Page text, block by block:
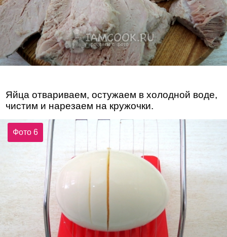
Яйца отвариваем, остужаем в холодной воде,
чистим и нарезаем на кружочки.
Фото 6